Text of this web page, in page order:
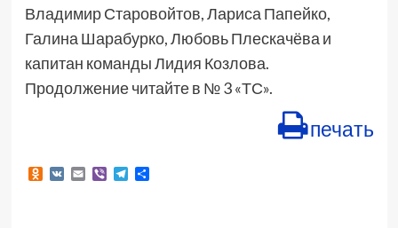
Владимир Старовойтов, Лариса Папейко,
Галина Шарабурко, Любовь Плескачёва и
капитан команды Лидия Козлова.
Продолжение читайте в № 3 «ТС».
печать
Odnoklassniki
VKEmailViberTelegram
Отправить